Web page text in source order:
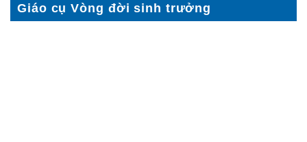
Giáo cụ Vòng đời sinh trưởng